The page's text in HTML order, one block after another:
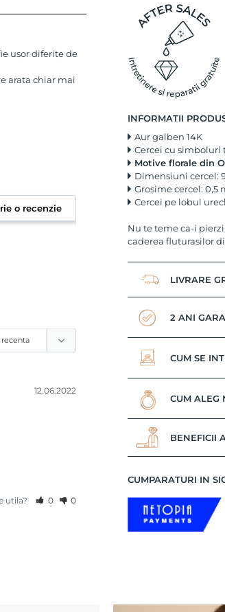
usor diferite de
arata chiar mai
o recenzie
12.06.2022
utila? 0 0
INFORMATII
Aur galben 14K
Cercei cu
Motive florale din
Dimensiuni cercel:
Grosime cercel: 0,5
Cercei pe lobul
Nu te teme ca-i
caderea fluturasilor
LIVRARE
2 ANI
CUM SE
CUM ALEG
BENEFICII
CUMPARATURI IN